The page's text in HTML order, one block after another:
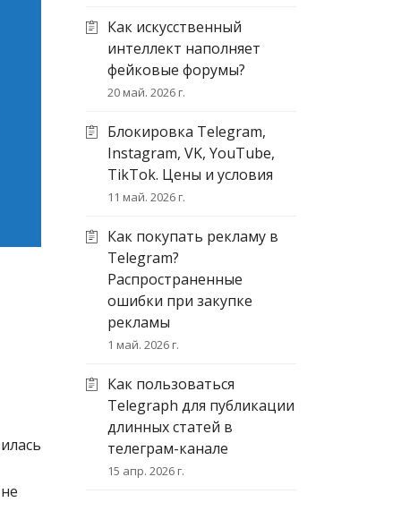
Как искусственный
интеллект наполняет
фейковые форумы?
20 май. 2026 г.
Блокировка Telegram,
Instagram, VK, YouTube,
TikTok. Цены и условия
11 май. 2026 г.
Как покупать рекламу в
Telegram?
Распространенные
ошибки при закупке
рекламы
1 май. 2026 г.
Как пользоваться
Telegraph для публикации
длинных статей в
телеграм-канале
15 апр. 2026 г.